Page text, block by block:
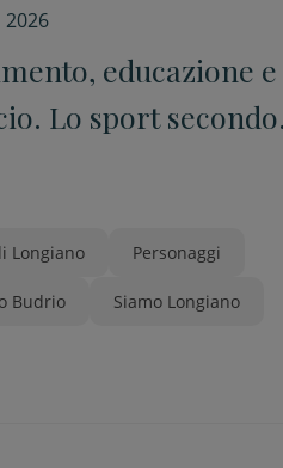
2026
educazione e
Lo sport secondo
Prati, Zamagni e
Longiano Personaggi
Budrio Siamo Longiano